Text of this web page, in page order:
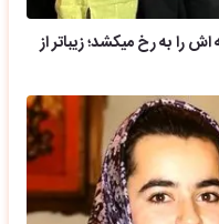
را به رخ میکشد؛ زیباتر از